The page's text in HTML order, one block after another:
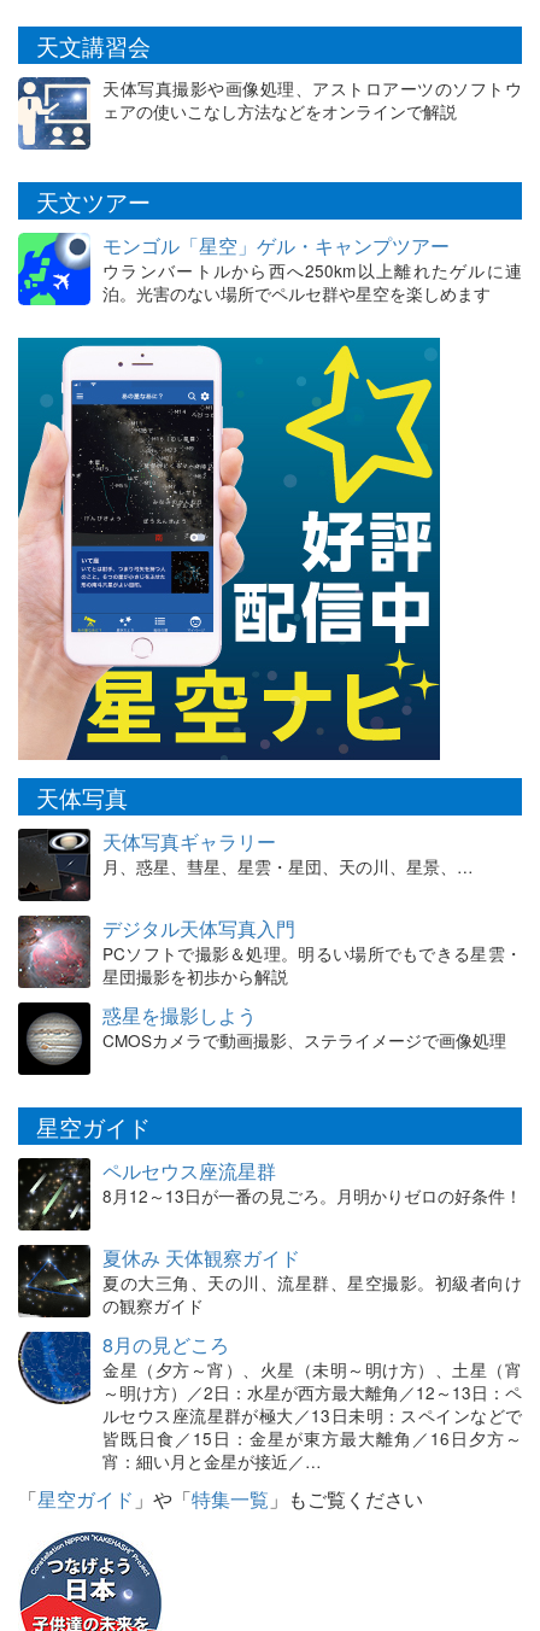
天文講習会
天体写真撮影や画像処理、アストロアーツのソフトウ
ェアの使いこなし方法などをオンラインで解説
天文ツアー
モンゴル「星空」ゲル・キャンプツアー
ウランバートルから西へ250km以上離れたゲルに連
泊。光害のない場所でペルセ群や星空を楽しめます
天体写真
天体写真ギャラリー
月、惑星、彗星、星雲・星団、天の川、星景、…
デジタル天体写真入門
PCソフトで撮影＆処理。明るい場所でもできる星雲・
星団撮影を初歩から解説
惑星を撮影しよう
CMOSカメラで動画撮影、ステライメージで画像処理
星空ガイド
ペルセウス座流星群
8月12～13日が一番の見ごろ。月明かりゼロの好条件！
夏休み 天体観察ガイド
夏の大三角、天の川、流星群、星空撮影。初級者向け
の観察ガイド
8月の見どころ
金星（夕方～宵）、火星（未明～明け方）、土星（宵
～明け方）／2日：水星が西方最大離角／12～13日：ペ
ルセウス座流星群が極大／13日未明：スペインなどで
皆既日食／15日：金星が東方最大離角／16日夕方～
宵：細い月と金星が接近／…
「星空ガイド 」や「特集一覧 」もご覧ください